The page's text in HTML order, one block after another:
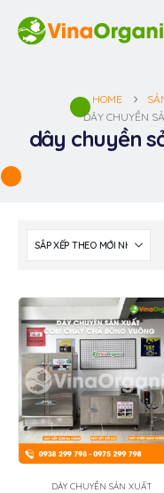
HOME
DÂY CHUYỀN
dây chuyền
DÂY CHUYỀN SẢN XUẤT